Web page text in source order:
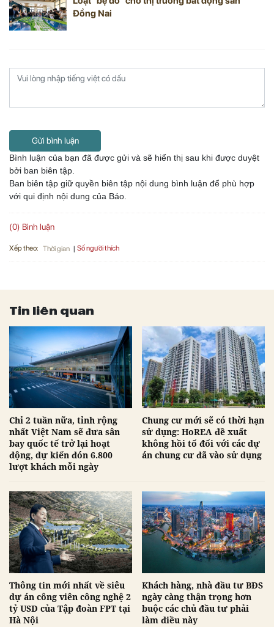
Đồng Nai
Gửi bình luận
Bình luận của bạn đã được gửi và sẽ hiển thị sau khi được duyệt
bởi ban biên tập.
Ban biên tập giữ quyền biên tập nội dung bình luận để phù hợp
với qui định nội dung của Báo.
(0) Bình luận
Xếp theo: Thời gian Số người thích
Tin liên quan
Chỉ 2 tuần nữa, tỉnh rộng
nhất Việt Nam sẽ đưa sân
bay quốc tế trở lại hoạt
động, dự kiến đón 6.800
lượt khách mỗi ngày
Chung cư mới sẽ có thời hạn
sử dụng: HoREA đề xuất
không hồi tố đối với các dự
án chung cư đã vào sử dụng
Thông tin mới nhất về siêu
dự án công viên công nghệ 2
tỷ USD của Tập đoàn FPT tại
Hà Nội
Khách hàng, nhà đầu tư BĐS
ngày càng thận trọng hơn
buộc các chủ đầu tư phải
làm điều này